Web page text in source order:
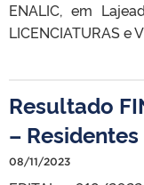
ENALIC, em
LICENCIATURAS e
Resultado
–
08/11/2023